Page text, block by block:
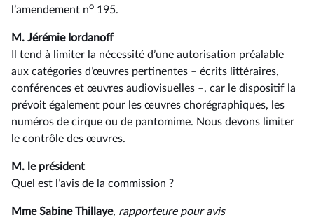
l’amendement no 195.
M. Jérémie Iordanoff
Il tend à limiter la nécessité d’une autorisation préalable
aux catégories d’œuvres pertinentes –⁠ écrits littéraires,
conférences et œuvres audiovisuelles –, car le dispositif la
prévoit également pour les œuvres chorégraphiques, les
numéros de cirque ou de pantomime. Nous devons limiter
le contrôle des œuvres.
M. le président
Quel est l’avis de la commission ?
Mme Sabine Thillaye, rapporteure pour avis